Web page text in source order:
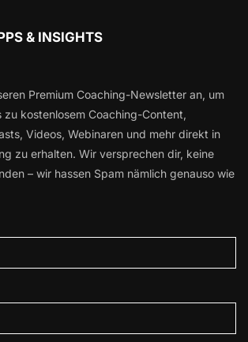
& INSIGHTS
Premium Coaching-Newsletter an, um
zu kostenlosem Coaching-Content,
Videos, Webinaren und mehr direkt in
zu erhalten. Wir versprechen dir, keine
– wir hassen Spam nämlich genauso wie